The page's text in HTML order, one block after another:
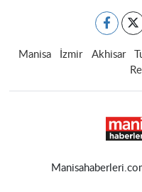
Manisa İzmir Akhisar